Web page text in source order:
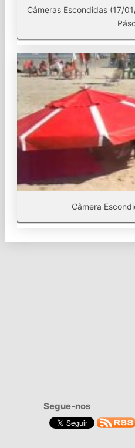
Câmeras Escondidas (17/
Câmera
Segue-nos